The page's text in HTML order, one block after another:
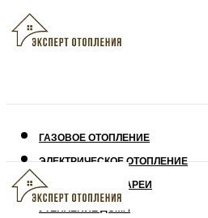
ГАЗОВОЕ ОТОПЛЕНИЕ
ЭЛЕКТРИЧЕСКОЕ ОТОПЛЕНИЕ
СОЛНЕЧНЫЕ БАТАРЕИ
УТЕПЛЕНИЕ ДОМА